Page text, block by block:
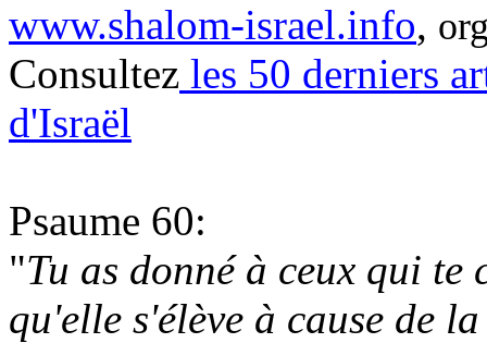
www.shalom-israel.info,
Consultez les 50 derniers
d'Israël
Psaume 60:
"Tu as donné à ceux qui
qu'elle s'élève à cause de